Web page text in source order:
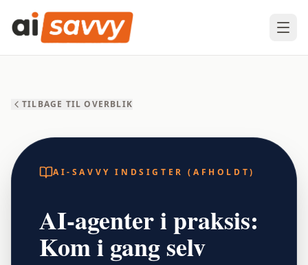
TILBAGE TIL OVERBLIK
AI-SAVVY INDSIGTER (AFHOLDT)
AI-agenter i praksis:
Kom i gang selv